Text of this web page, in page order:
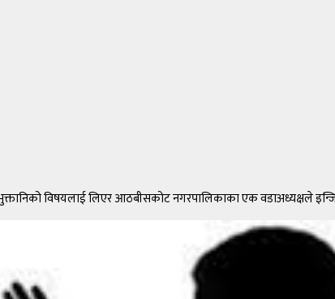
विषयलाई लिएर आठबीसकोट नगरपालिकाका एक वडाअध्यक्षले